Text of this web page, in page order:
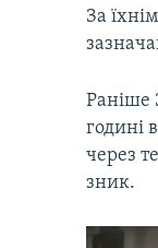
За
Раніше
годині
через
зник.